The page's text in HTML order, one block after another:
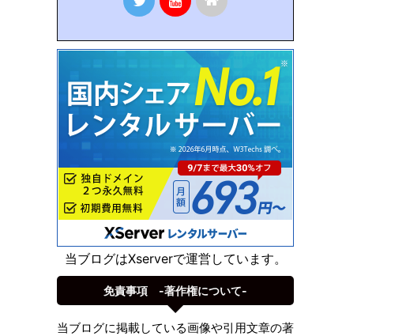
当ブログはXserverで運営しています。
免責事項 -著作権について-
当ブログに掲載している画像や引用文章の著